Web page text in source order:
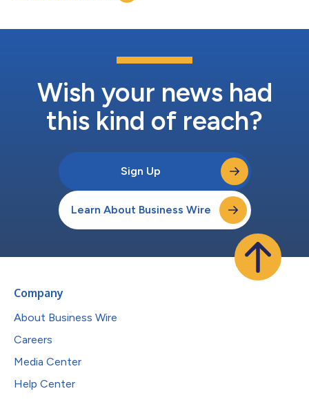
Wish your news had
this kind of reach?
Sign Up
Learn About Business Wire
Company
About Business Wire
Careers
Media Center
Help Center